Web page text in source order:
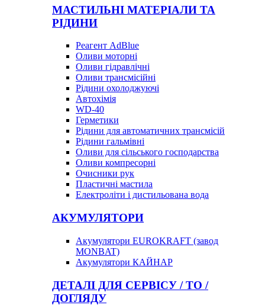
МАСТИЛЬНІ МАТЕРІАЛИ ТА
РІДИНИ
Реагент AdBlue
Оливи моторні
Оливи гідравлічні
Оливи трансмісійні
Рідини охолоджуючі
Автохімія
WD-40
Герметики
Рідини для автоматичних трансмісій
Рідини гальмівні
Оливи для сільського господарства
Оливи компресорні
Очисники рук
Пластичні мастила
Електроліти і дистильована вода
АКУМУЛЯТОРИ
Акумулятори EUROKRAFT (завод
MONBAT)
Акумулятори КАЙНАР
ДЕТАЛІ ДЛЯ СЕРВІСУ / ТО /
ДОГЛЯДУ